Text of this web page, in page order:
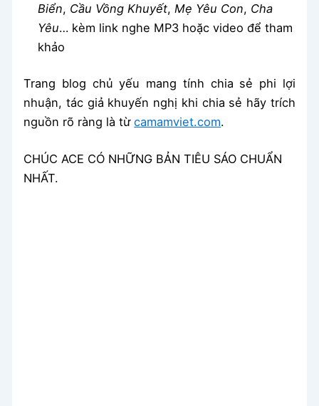
Biển, Cầu Vồng Khuyết, Mẹ Yêu Con, Cha
Yêu… kèm link nghe MP3 hoặc video để tham
khảo
Trang blog chủ yếu mang tính chia sẻ phi lợi
nhuận, tác giả khuyến nghị khi chia sẻ hãy trích
nguồn rõ ràng là từcamamviet.com.
CHÚC ACE CÓ NHỮNG BẢN TIÊU SÁO CHUẨN
NHẤT.